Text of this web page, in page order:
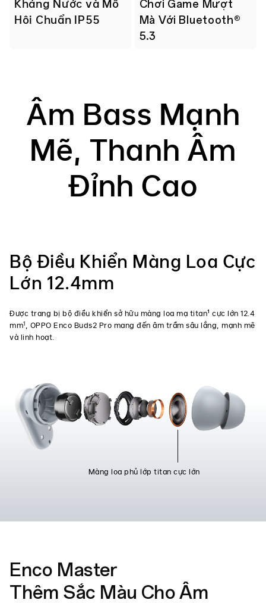
Kháng Nước và Mồ
Hôi Chuẩn IP55
Chơi Game Mượt
Mà Với Bluetooth®
5.3
Âm Bass Mạnh
Mẽ, Thanh Âm
Đỉnh Cao
Bộ Điều Khiển Màng Loa Cực
Lớn 12.4mm
Được trang bị bộ điều khiển sở hữu màng loa mạ titan¹ cực lớn 12.4
mm1
, OPPO Enco Buds2 Pro mang đến âm trầm sâu lắng, mạnh mẽ
và linh hoạt.
Màng loa phủ lớp titan cực lớn
Enco Master
Thêm Sắc Màu Cho Âm